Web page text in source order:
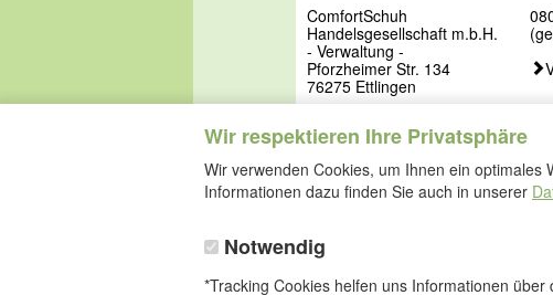
Wir respektieren Ihre Privatsphäre
Wir verwenden Cookies, um Ihnen ein
Informationen dazu finden Sie auch in unserer
Notwendig
*Tracking Cookies helfen uns Informationen
ComfortSchuh
Handelsgesellschaft m.b.H.
- Verwaltung -
Pforzheimer Str. 134
76275 Ettlingen